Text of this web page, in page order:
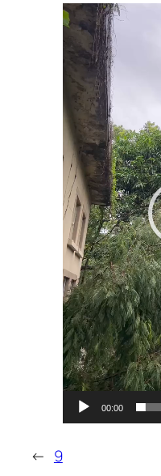
視
訊
播
放
器
00:00
← 9